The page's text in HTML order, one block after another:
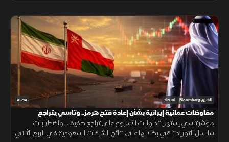
45:14 الشرق Bloomberg اقتصاد
مفاوضات عمانية إيرانية بشأن إعادة فتح هرمز.. وتاسي يتراجع
مؤشر تاسي يستهل تداولات الأسبوع على تراجع طفيف، واضطرابات
سلاسل التوريد تلقي بظلالها على نتائج الشركات السعودية في الربع الثاني